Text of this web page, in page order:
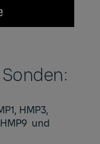
HMP3,
und